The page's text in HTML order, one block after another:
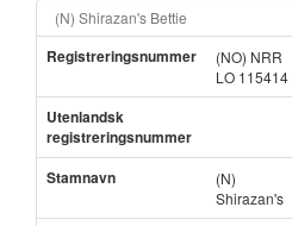
(N) Shirazan's Bettie
Registreringsnummer
(NO) NRR
LO 115414
Utenlandsk
registreringsnummer
Stamnavn
(N)
Shirazan's